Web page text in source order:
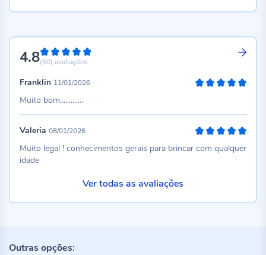
4.896%
(50) avaliações
Franklin 11/01/2026
Muito bom.............
Valeria 08/01/2026
Muito legal ! conhecimentos gerais para brincar com qualquer
idade
Ver todas as avaliações
Outras opções: